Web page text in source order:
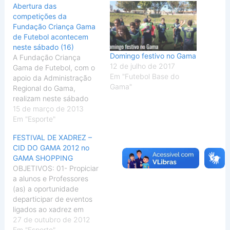
Abertura das
competições da
Fundação Criança Gama
de Futebol acontecem
neste sábado (16)
A Fundação Criança
Gama de Futebol, com o
apoio da Administração
Regional do Gama,
realizam neste sábado
(16/03), às 8h30, a
abertura oficial das
categorias fraldinha, pré-
mirim, mirim, infantil e
juniores. O evento será
realizado no Estádio
Bezerrão e reúne cerca
de duas mil crianças. ...
Os jogos…
15 de março de 2013
Em "Esporte"
Domingo festivo no Gama
12 de julho de 2017
Em "Futebol Base do
Gama"
FESTIVAL DE XADREZ –
CID DO GAMA 2012 no
GAMA SHOPPING
OBJETIVOS: 01- Propiciar
a alunos e Professores
(as) a oportunidade
departicipar de eventos
ligados ao xadrez em
nível escolar e
27 de outubro de 2012